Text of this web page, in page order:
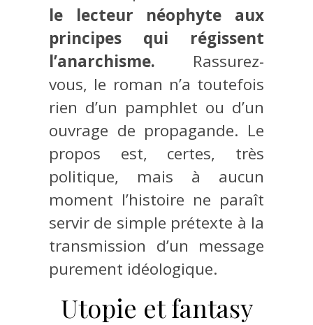
le lecteur néophyte aux
principes qui régissent
l’anarchisme. Rassurez-
vous, le roman n’a toutefois
rien d’un pamphlet ou d’un
ouvrage de propagande. Le
propos est, certes, très
politique, mais à aucun
moment l’histoire ne paraît
servir de simple prétexte à la
transmission d’un message
purement idéologique.
Utopie et fantasy